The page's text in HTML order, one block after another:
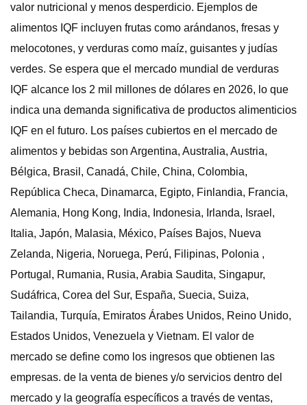
valor nutricional y menos desperdicio. Ejemplos de
alimentos IQF incluyen frutas como arándanos, fresas y
melocotones, y verduras como maíz, guisantes y judías
verdes. Se espera que el mercado mundial de verduras
IQF alcance los 2 mil millones de dólares en 2026, lo que
indica una demanda significativa de productos alimenticios
IQF en el futuro. Los países cubiertos en el mercado de
alimentos y bebidas son Argentina, Australia, Austria,
Bélgica, Brasil, Canadá, Chile, China, Colombia,
República Checa, Dinamarca, Egipto, Finlandia, Francia,
Alemania, Hong Kong, India, Indonesia, Irlanda, Israel,
Italia, Japón, Malasia, México, Países Bajos, Nueva
Zelanda, Nigeria, Noruega, Perú, Filipinas, Polonia ,
Portugal, Rumania, Rusia, Arabia Saudita, Singapur,
Sudáfrica, Corea del Sur, España, Suecia, Suiza,
Tailandia, Turquía, Emiratos Árabes Unidos, Reino Unido,
Estados Unidos, Venezuela y Vietnam. El valor de
mercado se define como los ingresos que obtienen las
empresas. de la venta de bienes y/o servicios dentro del
mercado y la geografía específicos a través de ventas,